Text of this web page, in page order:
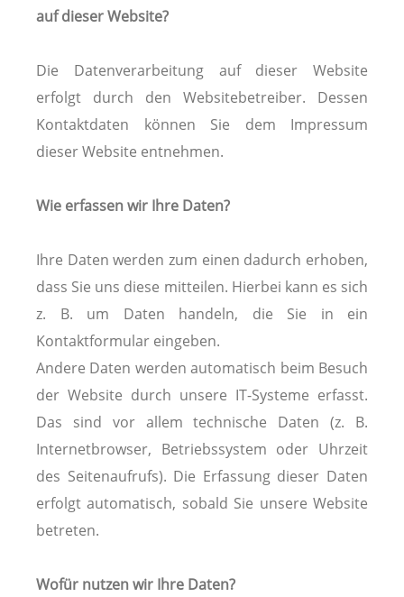
auf dieser Website?
Die Datenverarbeitung auf dieser Website
erfolgt durch den Websitebetreiber. Dessen
Kontaktdaten können Sie dem Impressum
dieser Website entnehmen.
Wie erfassen wir Ihre Daten?
Ihre Daten werden zum einen dadurch erhoben,
dass Sie uns diese mitteilen. Hierbei kann es sich
z. B. um Daten handeln, die Sie in ein
Kontaktformular eingeben.
Andere Daten werden automatisch beim Besuch
der Website durch unsere IT-Systeme erfasst.
Das sind vor allem technische Daten (z. B.
Internetbrowser, Betriebssystem oder Uhrzeit
des Seitenaufrufs). Die Erfassung dieser Daten
erfolgt automatisch, sobald Sie unsere Website
betreten.
Wofür nutzen wir Ihre Daten?